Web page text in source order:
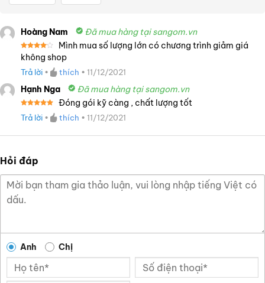
Hoàng Nam Đã mua hàng tại sangom.vn
Được
xếp
hạng4
5 sao
Mình mua số lượng lớn có chương trình giảm giá
không shop
Trả lời • thích • 11/12/2021
Hạnh Nga Đã mua hàng tại sangom.vn
hạng55
Đóng gói kỹ càng , chất lượng tốt
Trả lời • thích • 11/12/2021
Hỏi đáp
Anh Chị